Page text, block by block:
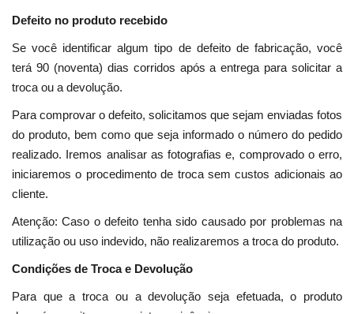
Defeito no produto recebido
Se você identificar algum tipo de defeito de fabricação, você
terá 90 (noventa) dias corridos após a entrega para solicitar a
troca ou a devolução.
Para comprovar o defeito, solicitamos que sejam enviadas fotos
do produto, bem como que seja informado o número do pedido
realizado. Iremos analisar as fotografias e, comprovado o erro,
iniciaremos o procedimento de troca sem custos adicionais ao
cliente.
Atenção: Caso o defeito tenha sido causado por problemas na
utilização ou uso indevido, não realizaremos a troca do produto.
Condições de Troca e Devolução
Para que a troca ou a devolução seja efetuada, o produto